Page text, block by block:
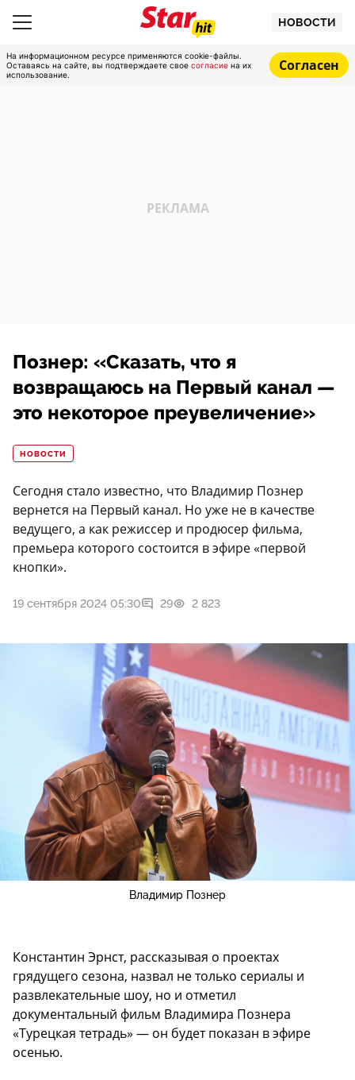
НОВОСТИ
На информационном ресурсе применяются cookie-файлы.
Оставаясь на сайте, вы подтверждаете свое согласие на их
использование.
Согласен
Познер: «Сказать, что я
возвращаюсь на Первый канал —
это некоторое преувеличение»
НОВОСТИ
Сегодня стало известно, что Владимир Познер
вернется на Первый канал. Но уже не в качестве
ведущего, а как режиссер и продюсер фильма,
премьера которого состоится в эфире «первой
кнопки».
19 сентября 2024 05:30 29 2 823
Владимир Познер
Константин Эрнст, рассказывая о проектах
грядущего сезона, назвал не только сериалы и
развлекательные шоу, но и отметил
документальный фильм Владимира Познера
«Турецкая тетрадь» — он будет показан в эфире
осенью.